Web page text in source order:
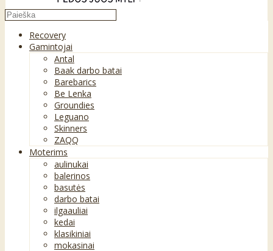
Recovery
Gamintojai
Antal
Baak darbo batai
Barebarics
Be Lenka
Groundies
Leguano
Skinners
ZAQQ
Moterims
aulinukai
balerinos
basutės
darbo batai
ilgaauliai
kedai
klasikiniai
mokasinai